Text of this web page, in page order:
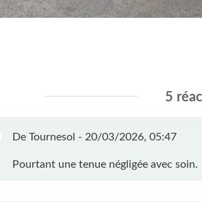
5
De Tournesol - 20/03/2026, 05:47
Pourtant une tenue négligée avec soin.